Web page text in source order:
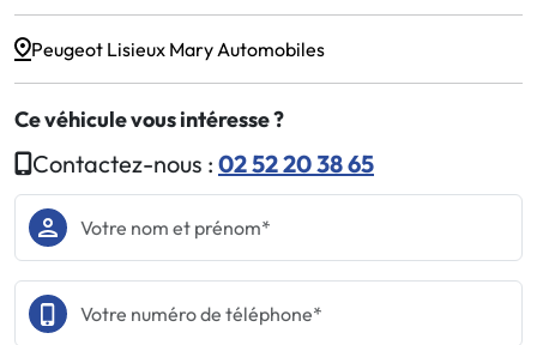
Peugeot Lisieux Mary Automobiles
Ce véhicule vous intéresse ?
Contactez-nous : 02 52 20 38 65